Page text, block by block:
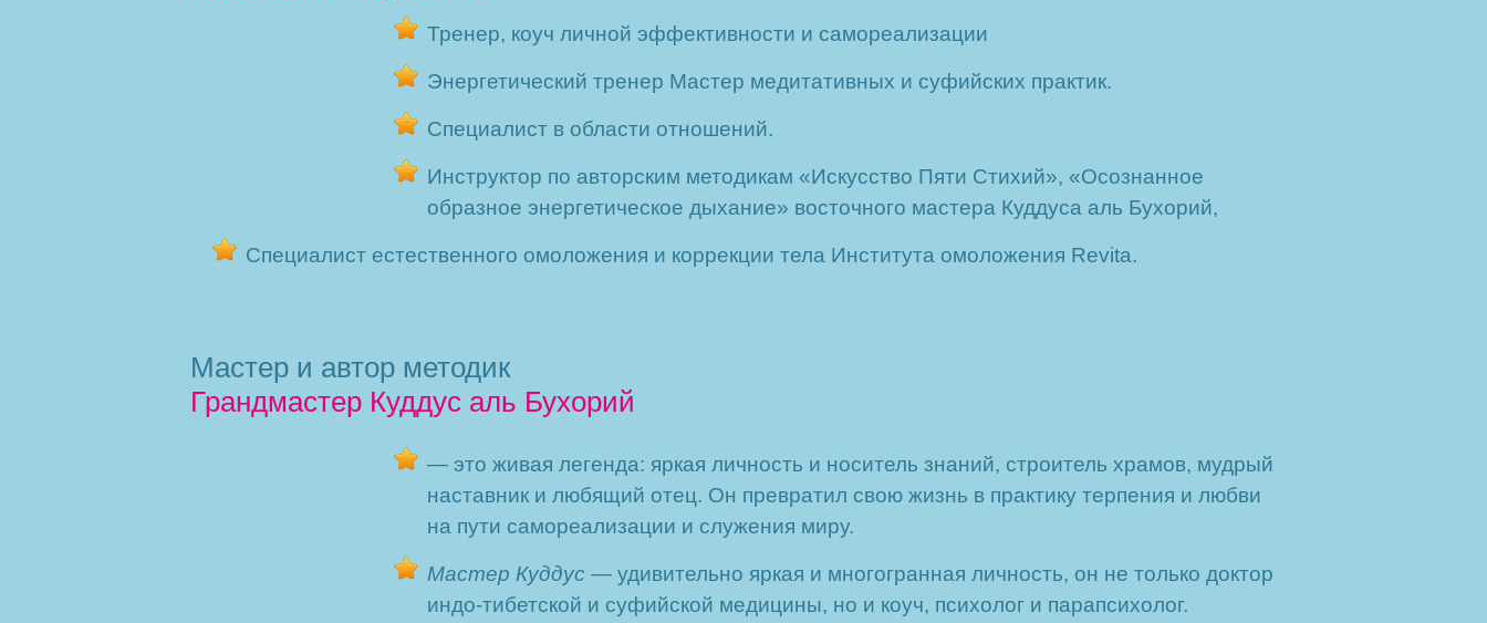
Тренер, коуч личной эффективности и самореализации
Энергетический тренер Мастер медитативных и суфийских практик.
Специалист в области отношений.
Инструктор по авторским методикам «Искусство Пяти Стихий», «Осознанное
образное энергетическое дыхание» восточного мастера Куддуса аль Бухорий,
Специалист естественного омоложения и коррекции тела Института омоложения Revita.
Мастер и автор методик
Грандмастер Куддус аль Бухорий
— это живая легенда: яркая личность и носитель знаний, строитель храмов, мудрый
наставник и любящий отец. Он превратил свою жизнь в практику терпения и любви
на пути самореализации и служения миру.
Мастер Куддус — удивительно яркая и многогранная личность, он не только доктор
индо-тибетской и суфийской медицины, но и коуч, психолог и парапсихолог.